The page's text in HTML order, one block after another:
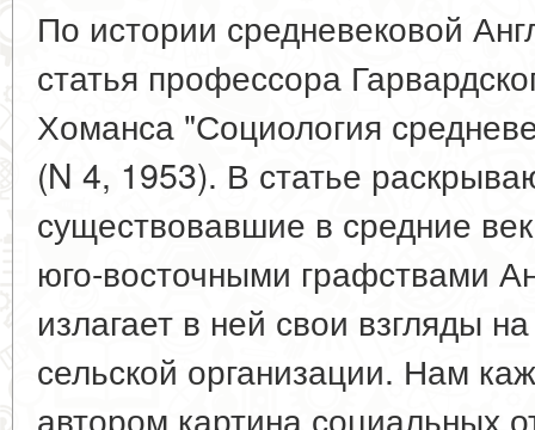
По истории средневековой
статья профессора
Хоманса "Социология
(N 4, 1953). В статье
существовавшие в средние
юго-восточными графствами
излагает в ней свои взгляды
сельской организации. Нам
автором картина социальных